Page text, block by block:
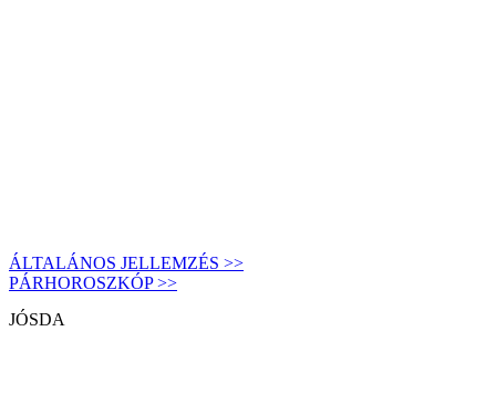
ÁLTALÁNOS JELLEMZÉS >>
PÁRHOROSZKÓP >>
JÓSDA